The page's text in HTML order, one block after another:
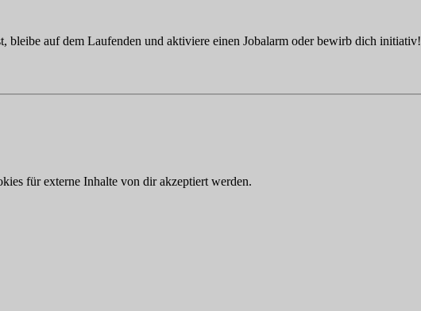
bleibe auf dem Laufenden und aktiviere einen Jobalarm oder bewirb dich initiativ!
für externe Inhalte von dir akzeptiert werden.